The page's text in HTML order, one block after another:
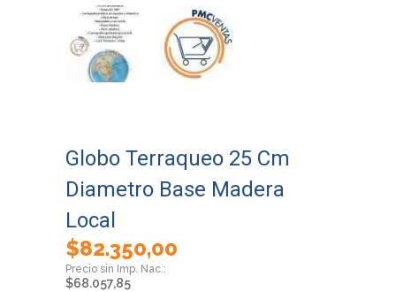
Globo Terraqueo 25 Cm
Diametro Base Madera
Local
$82.350,00
$68.057,85